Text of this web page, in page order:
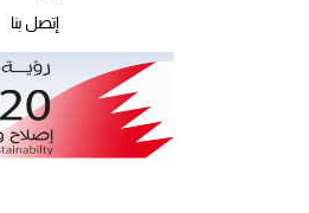
إتصل بنا